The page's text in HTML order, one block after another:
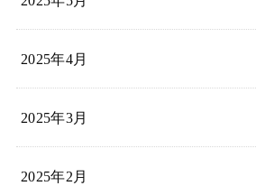
2025年4月
2025年3月
2025年2月